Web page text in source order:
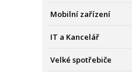
Mobilní zařízení
IT a Kancelář
Velké spotřebiče